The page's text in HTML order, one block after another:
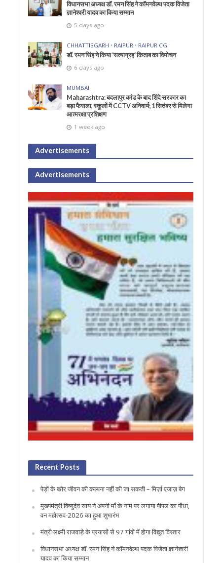
विधानसभा अध्यक्ष डॉ. रमन सिंह ने कॉमनवेल्थ पदक विजेता
ज्ञानेश्वरी यादव का किया सम्मान
5 days ago
CHHATTISGARH • RAIPUR • RAIPUR CG
डॉ. रमन सिंह ने किया ‘सत्याग्रह‘ किताब का विमोचन
6 days ago
MUMBAI
Maharashtra: बदलापुर कांड के बाद शिंदे सरकार का
बड़ा फैसला, स्कूलों में CCTV अनिवार्य; 1 सितंबर से मिलेगा
आत्मरक्षा प्रशिक्षण
1 week ago
Advertisements
Advertisements
Recent Posts
पेड़ों के बग़ैर जीवन की कल्पना नहीं की जा सकती – मिर्ज़ा एजाज़ बेग
मुख्यमंत्री विष्णुदेव साय ने अपनी माँ के नाम पर लगाया पीपल का पौधा,
वन महोत्सव-2026 का हुआ शुभारंभ
मंत्री लक्ष्मी राजवाड़े के प्रयासों से 97 गांवों में होगा विद्युत विस्तार
विधानसभा अध्यक्ष डॉ. रमन सिंह ने कॉमनवेल्थ पदक विजेता ज्ञानेश्वरी
यादव का किया सम्मान